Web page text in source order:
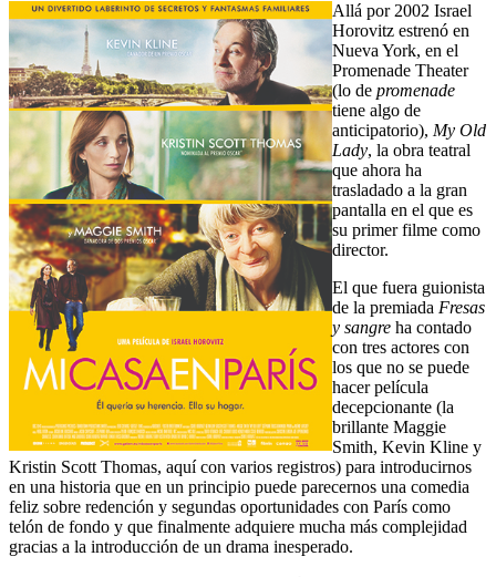
Allá por 2002 Israel
Horovitz estrenó en
Nueva York, en el
Promenade Theater
(lo de promenade
tiene algo de
anticipatorio), My Old
Lady, la obra teatral
que ahora ha
trasladado a la gran
pantalla en el que es
su primer filme como
director.
El que fuera guionista
de la premiada Fresas
y sangre ha contado
con tres actores con
los que no se puede
hacer película
decepcionante (la
brillante Maggie
Smith, Kevin Kline y
Kristin Scott Thomas, aquí con varios registros) para introducirnos
en una historia que en un principio puede parecernos una comedia
feliz sobre redención y segundas oportunidades con París como
telón de fondo y que finalmente adquiere mucha más complejidad
gracias a la introducción de un drama inesperado.